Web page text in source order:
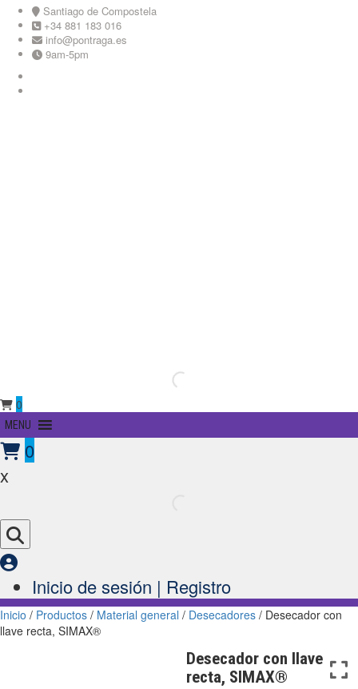
Skip
content
Santiago de Compostela
+34 881 183 016
info@pontraga.es
9am-5pm
0
Primary
Menu
MENU
0
x
Inicio de sesión | Registro
Inicio / Productos / Material general / Desecadores / Desecador con
llave recta, SIMAX®
Desecador con llave
recta, SIMAX®